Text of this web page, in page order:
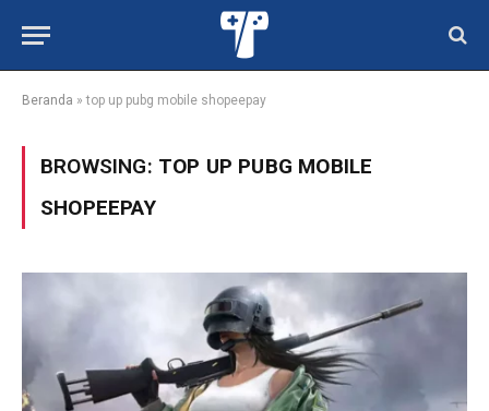
Beranda »top up pubg mobile shopeepay
BROWSING: TOP UP PUBG MOBILE
SHOPEEPAY